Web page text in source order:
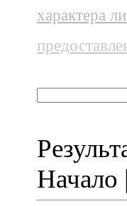
характера
Начало